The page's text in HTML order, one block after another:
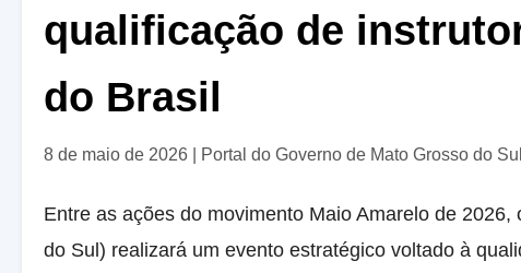
qualificação de
do Brasil
8 de maio de 2026 Portal do Governo de Mato Grosso do Sul
Entre as ações do movimento Maio Amarelo de
do Sul) realizará um evento estratégico voltado à